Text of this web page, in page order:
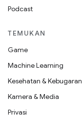
Podcast
TEMUKAN
Game
Machine Learning
Kesehatan & Kebugaran
Kamera & Media
Privasi